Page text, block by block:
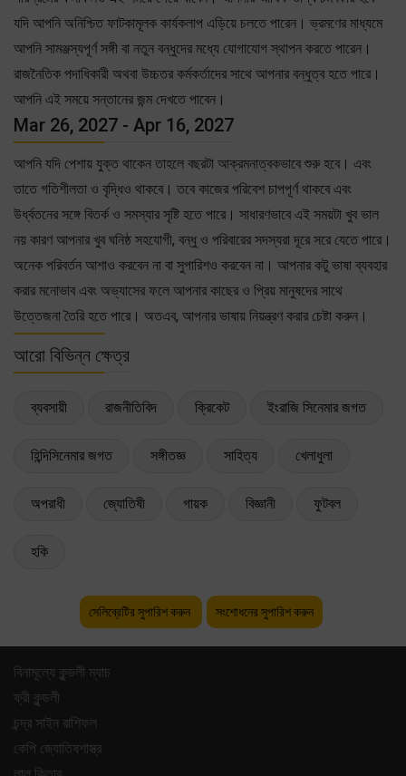
যদি আপনি অনিশ্চিত ফাটকামূলক কার্যকলাপ এড়িয়ে চলতে পারেন। ভ্রমণের মাধ্যমে
আপনি সামঞ্জস্যপূর্ণ সঙ্গী বা নতুন বন্ধুদের মধ্যে যোগাযোগ স্থাপন করতে পারেন।
রাজনৈতিক পদাধিকারী অথবা উচ্চতর কর্মকর্তাদের সাথে আপনার বন্ধুত্ব হতে পারে।
আপনি এই সময়ে সন্তানের জন্ম দেখতে পাবেন।
Mar 26, 2027 - Apr 16, 2027
আপনি যদি পেশায় যুক্ত থাকেন তাহলে বছরটা আক্রমনাত্বকভাবে শুরু হবে। এবং
তাতে গতিশীলতা ও বৃদ্ধিও থাকবে। তবে কাজের পরিবেশ চাপপূর্ণ থাকবে এবং
উর্ধ্বতনের সঙ্গে বিতর্ক ও সমস্যার সৃষ্টি হতে পারে। সাধারণভাবে এই সময়টা খুব ভাল
নয় কারণ আপনার খুব ঘনিষ্ঠ সহযোগী, বন্ধু ও পরিবারের সদস্যরা দূরে সরে যেতে পারে।
অনেক পরিবর্তন আশাও করবেন না বা সুপারিশও করবেন না। আপনার কটু ভাষা ব্যবহার
করার মনোভাব এবং অভ্যাসের ফলে আপনার কাছের ও প্রিয় মানুষদের সাথে
উত্তেজনা তৈরি হতে পারে। অতএব, আপনার ভাষায় নিয়ন্ত্রণ করার চেষ্টা করুন।
আরো বিভিন্ন ক্ষেত্র
ব্যবসায়ী রাজনীতিবিদ ক্রিকেট ইংরাজি সিনেমার জগত
হিন্দিসিনেমার জগত সঙ্গীতজ্ঞ সাহিত্য খেলাধুলা
অপরাধী জ্যোতিষী গায়ক বিজ্ঞানী ফুটবল
হকি
সেলিব্রেটির সুপারিশ করুন সংশোধনের সুপারিশ করুন
বিনামূল্যে কুন্ডলী ম্যাচ
ফ্রী কুন্ডলী
চন্দ্র সাইন রাশিফল
কেপি জ্যোতিষশাস্ত্র